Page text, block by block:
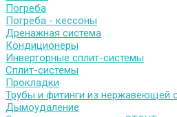
Погреба
Погреба - кессоны
Дренажная система
Кондиционеры
Инверторные сплит-системы
Сплит-системы
Прокладки
Трубы и фитинги из нержавеющей
Дымоудаление